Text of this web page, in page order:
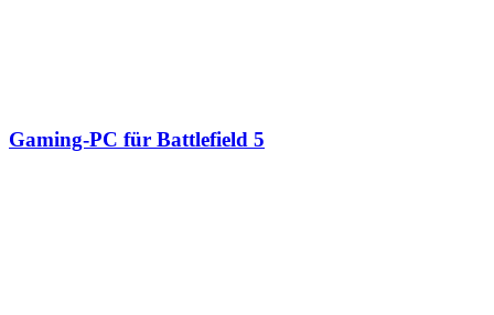
Gaming-PC für Battlefield 5